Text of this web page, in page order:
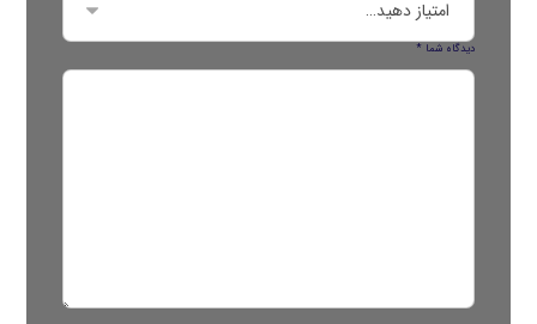
دیدگاه شما*